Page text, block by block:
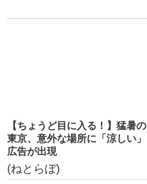
【ちょうど目に入る！】猛暑の
東京、意外な場所に「涼しい」
広告が出現
(ねとらぼ)